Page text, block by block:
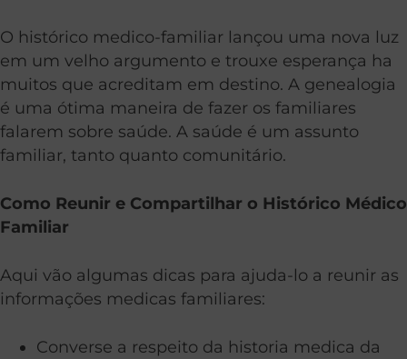
O histórico medico-familiar lançou uma nova luz
em um velho argumento e trouxe esperança ha
muitos que acreditam em destino. A genealogia
é uma ótima maneira de fazer os familiares
falarem sobre saúde. A saúde é um assunto
familiar, tanto quanto comunitário.
Como Reunir e Compartilhar o Histórico Médico
Familiar
Aqui vão algumas dicas para ajuda-lo a reunir as
informações medicas familiares:
Converse a respeito da historia medica da